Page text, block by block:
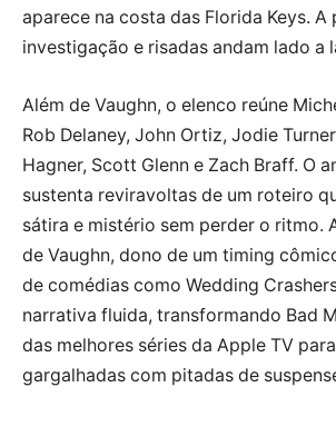
aparece na costa das Florida Keys. A
investigação e risadas andam lado a
Além de Vaughn, o elenco reúne
Rob Delaney, John Ortiz, Jodie
Hagner, Scott Glenn e Zach Braff. O
sustenta reviravoltas de um roteiro
sátira e mistério sem perder o ritmo.
de Vaughn, dono de um timing
de comédias como Wedding
narrativa fluida, transformando Bad
das melhores séries da Apple TV
gargalhadas com pitadas de